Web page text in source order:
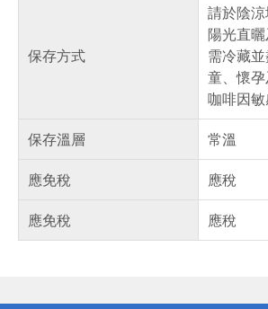
保存方式
請於陰
陽光直
需冷藏
童、懷
咖啡因敏
保存溫層
常溫
應免稅
應稅
應免稅
應稅
得獎公告